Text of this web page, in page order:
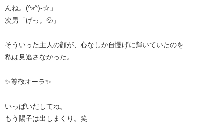
んね。(^з^)-☆」
次男「げっ。💦」
そういった主人の顔が、心なしか自慢げに輝いていたのを
私は見逃さなかった。
✨尊敬オーラ✨
いっぱいだしてね。
もう陽子は出しまくり。笑